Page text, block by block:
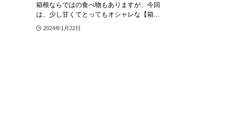
箱根ならではの食べ物もありますが、今回
は、少し甘くてとってもオシャレな【箱...
2024年1月22日